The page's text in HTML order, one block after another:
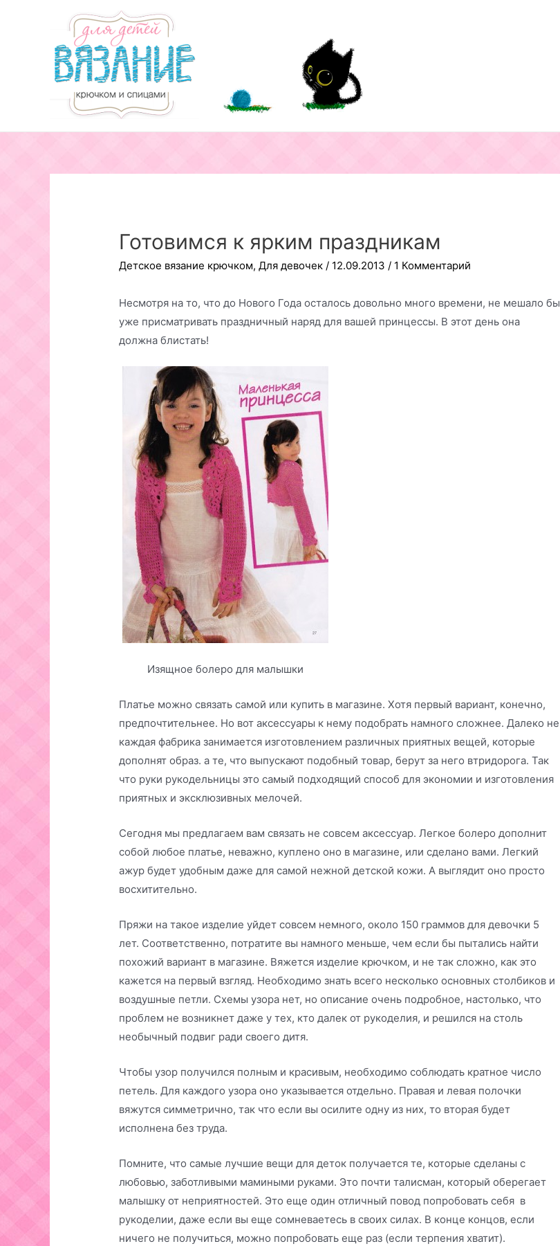
содержимому
Готовимся к ярким праздникам
Детское вязание крючком,Для девочек / 12.09.2013 / 1 Комментарий
Несмотря на то, что до Нового Года осталось довольно много времени, не мешало бы
уже присматривать праздничный наряд для вашей принцессы. В этот день она
должна блистать!
Изящное болеро для малышки
Платье можно связать самой или купить в магазине. Хотя первый вариант, конечно,
предпочтительнее. Но вот аксессуары к нему подобрать намного сложнее. Далеко не
каждая фабрика занимается изготовлением различных приятных вещей, которые
дополнят образ. а те, что выпускают подобный товар, берут за него втридорога. Так
что руки рукодельницы это самый подходящий способ для экономии и изготовления
приятных и эксклюзивных мелочей.
Сегодня мы предлагаем вам связать не совсем аксессуар. Легкое болеро дополнит
собой любое платье, неважно, куплено оно в магазине, или сделано вами. Легкий
ажур будет удобным даже для самой нежной детской кожи. А выглядит оно просто
восхитительно.
Пряжи на такое изделие уйдет совсем немного, около 150 граммов для девочки 5
лет. Соответственно, потратите вы намного меньше, чем если бы пытались найти
похожий вариант в магазине. Вяжется изделие крючком, и не так сложно, как это
кажется на первый взгляд. Необходимо знать всего несколько основных столбиков и
воздушные петли. Схемы узора нет, но описание очень подробное, настолько, что
проблем не возникнет даже у тех, кто далек от рукоделия, и решился на столь
необычный подвиг ради своего дитя.
Чтобы узор получился полным и красивым, необходимо соблюдать кратное число
петель. Для каждого узора оно указывается отдельно. Правая и левая полочки
вяжутся симметрично, так что если вы осилите одну из них, то вторая будет
исполнена без труда.
Помните, что самые лучшие вещи для деток получается те, которые сделаны с
любовью, заботливыми мамиными руками. Это почти талисман, который оберегает
малышку от неприятностей. Это еще один отличный повод попробовать себя в
рукоделии, даже если вы еще сомневаетесь в своих силах. В конце концов, если
ничего не получиться, можно попробовать еще раз (если терпения хватит).